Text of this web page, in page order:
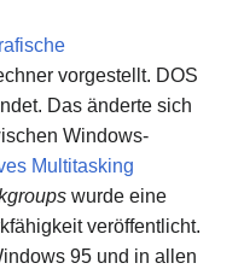
vorgestellt. DOS
Das änderte sich
Windows-
Multitasking
wurde eine
veröffentlicht.
95 und in allen